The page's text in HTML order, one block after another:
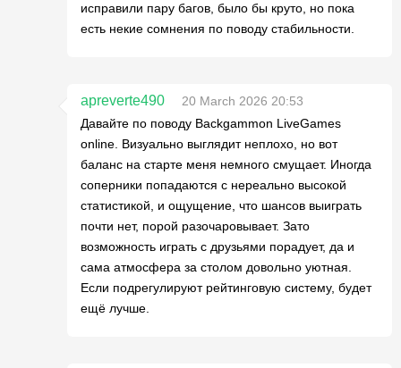
исправили пару багов, было бы круто, но пока
есть некие сомнения по поводу стабильности.
apreverte490
20 March 2026 20:53
Давайте по поводу Backgammon LiveGames
online. Визуально выглядит неплохо, но вот
баланс на старте меня немного смущает. Иногда
соперники попадаются с нереально высокой
статистикой, и ощущение, что шансов выиграть
почти нет, порой разочаровывает. Зато
возможность играть с друзьями порадует, да и
сама атмосфера за столом довольно уютная.
Если подрегулируют рейтинговую систему, будет
ещё лучше.